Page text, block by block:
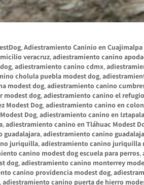
, Adiestramiento Caninio en
veracruz, adiestramiento canino
, adiestramiento canino cdmx,
cholula puebla modest dog,
modest dog, adiestramiento canino
modest dog, adiestramiento canino el
Modest Dog, adiestramiento canino en
Dog, adiestramiento canino en
, adiestramiento canino en Tláhuac Modest
guadalajara, adiestramiento canino
juriquilla, adiestramiento canino juriquilla
canino modest dog escuela para perros,
dog, adiestramiento canino monterrey
canino providencia modest dog,
, adiestramiento canino puerta de hierro